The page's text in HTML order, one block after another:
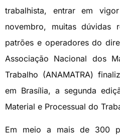
trabalhista, entrar em
novembro, muitas dúvidas
patrões e operadores do
Associação Nacional dos
Trabalho (ANAMATRA)
em Brasília, a segunda
Material e Processual do
Em meio a mais de 300